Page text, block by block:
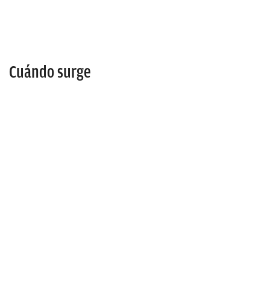
Cuándo surge